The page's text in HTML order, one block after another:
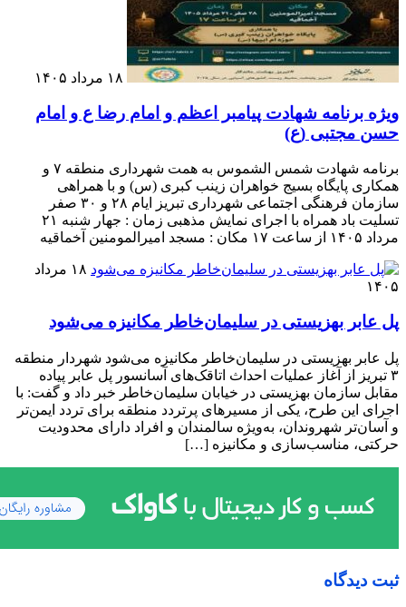
۱۸ مرداد ۱۴۰۵
ویژه برنامه شهادت پیامبر اعظم و امام رضا ع و امام
حسن مجتبی (ع)
برنامه شهادت شمس الشموس به همت شهرداری منطقه ۷ و
همکاری پایگاه بسیج خواهران زینب کبری (س) و با همراهی
سازمان فرهنگی اجتماعی شهرداری تبریز ایام ۲۸ و ۳۰ صفر
تسلیت باد همراه با اجرای نمایش مذهبی زمان : جهار شنبه ۲۱
مرداد ۱۴۰۵ از ساعت ۱۷ مکان : مسجد امیرالمومنین آخماقیه
۱۸ مرداد
۱۴۰۵
پل عابر بهزیستی در سلیمان‌خاطر مکانیزه می‌شود
پل عابر بهزیستی در سلیمان‌خاطر مکانیزه می‌شود شهردار منطقه
۳ تبریز از آغاز عملیات احداث اتاقک‌های آسانسور پل عابر پیاده
مقابل سازمان بهزیستی در خیابان سلیمان‌خاطر خبر داد و گفت: با
اجرای این طرح، یکی از مسیرهای پرتردد منطقه برای تردد ایمن‌تر
و آسان‌تر شهروندان، به‌ویژه سالمندان و افراد دارای محدودیت
حرکتی، مناسب‌سازی و مکانیزه […]
ثبت دیدگاه